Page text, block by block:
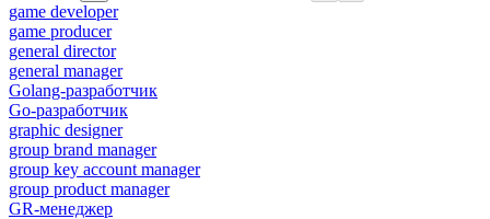
game developer
game producer
general director
general manager
Golang-разработчик
Go-разработчик
graphic designer
group brand manager
group key account manager
group product manager
GR-менеджер